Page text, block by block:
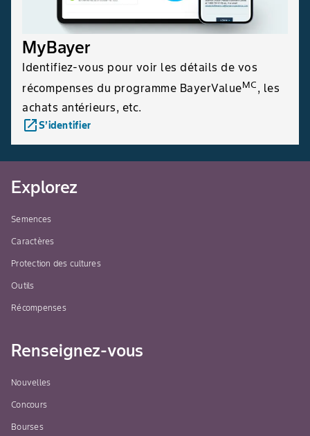
MyBayer
Identifiez-vous pour voir les détails de vos
récompenses du programme BayerValueMC, les
achats antérieurs, etc.
launchS’identifier
Explorez
Semences
Caractères
Protection des cultures
Outils
Récompenses
Renseignez-vous
Nouvelles
Concours
Bourses